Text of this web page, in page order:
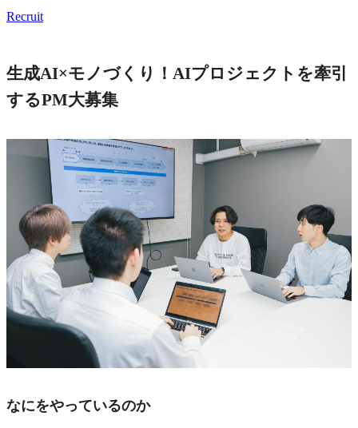
Recruit
生成AI×モノづくり！AIプロジェクトを牽引
するPM大募集
なにをやっているのか